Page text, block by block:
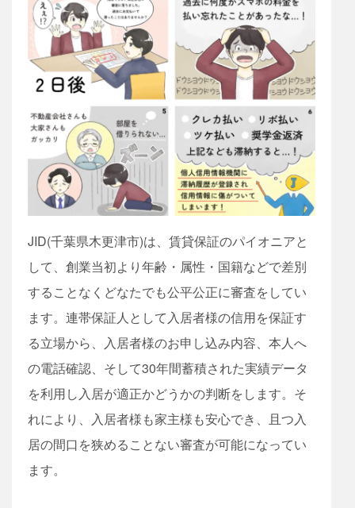
JID(千葉県木更津市)は、賃貸保証のパイオニアと
して、創業当初より年齢・属性・国籍などで差別
することなくどなたでも公平公正に審査をしてい
ます。連帯保証人として入居者様の信用を保証す
る立場から、入居者様のお申し込み内容、本人へ
の電話確認、そして30年間蓄積された実績データ
を利用し入居が適正かどうかの判断をします。そ
れにより、入居者様も家主様も安心でき、且つ入
居の間口を狭めることない審査が可能になってい
ます。